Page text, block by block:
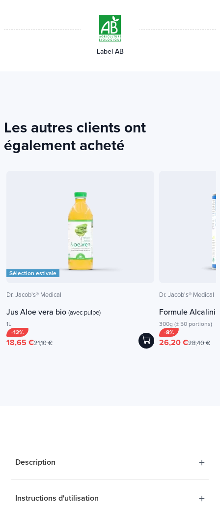
Label AB
Les autres clients ont
également acheté
Sélection estivale
Dr. Jacob's® Medical
Jus Aloe vera bio (avec pulpe)
1L
-12%
18,65 €21,10 €
Dr. Jacob's® Medical
Formule
300g (± 50 portions)
-8%
26,20 €28,40 €
Description +
Une infusion bio pour
Instructions d'utilisation +